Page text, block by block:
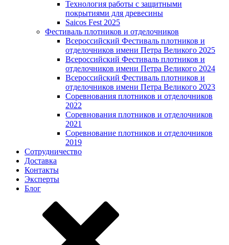
Технология работы с защитными
покрытиями для древесины
Saicos Fest 2025
Фестиваль плотников и отделочников
Всероссийский Фестиваль плотников и
отделочников имени Петра Великого 2025
Всероссийский Фестиваль плотников и
отделочников имени Петра Великого 2024
Всероссийский Фестиваль плотников и
отделочников имени Петра Великого 2023
Соревнования плотников и отделочников
2022
Соревнования плотников и отделочников
2021
Соревнование плотников и отделочников
2019
Сотрудничество
Доставка
Контакты
Эксперты
Блог